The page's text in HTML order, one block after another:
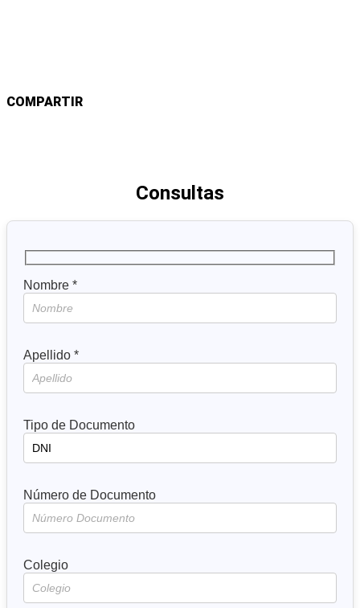
COMPARTIR
Consultas
Nombre *
Apellido *
Tipo de Documento
Número de Documento
Colegio